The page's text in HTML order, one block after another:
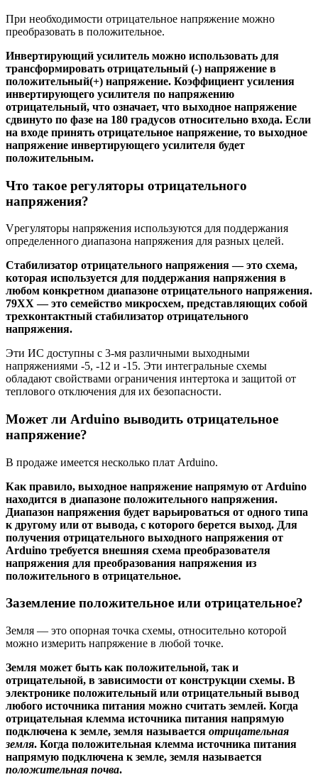
При необходимости отрицательное напряжение можно
преобразовать в положительное.
Инвертирующий усилитель можно использовать для
трансформировать отрицательный (-) напряжение в
положительный(+) напряжение. Коэффициент усиления
инвертирующего усилителя по напряжению
отрицательный, что означает, что выходное напряжение
сдвинуто по фазе на 180 градусов относительно входа. Если
на входе принять отрицательное напряжение, то выходное
напряжение инвертирующего усилителя будет
положительным.
Что такое регуляторы отрицательного
напряжения?
Vрегуляторы напряжения используются для поддержания
определенного диапазона напряжения для разных целей.
Стабилизатор отрицательного напряжения — это схема,
которая используется для поддержания напряжения в
любом конкретном диапазоне отрицательного напряжения.
79XX — это семейство микросхем, представляющих собой
трехконтактный стабилизатор отрицательного
напряжения.
Эти ИС доступны с 3-мя различными выходными
напряжениями -5, -12 и -15. Эти интегральные схемы
обладают свойствами ограничения интертока и защитой от
теплового отключения для их безопасности.
Может ли Arduino выводить отрицательное
напряжение?
В продаже имеется несколько плат Arduino.
Как правило, выходное напряжение напрямую от Arduino
находится в диапазоне положительного напряжения.
Диапазон напряжения будет варьироваться от одного типа
к другому или от вывода, с которого берется выход. Для
получения отрицательного выходного напряжения от
Arduino требуется внешняя схема преобразователя
напряжения для преобразования напряжения из
положительного в отрицательное.
Заземление положительное или отрицательное?
Земля — ​​это опорная точка схемы, относительно которой
можно измерить напряжение в любой точке.
Земля может быть как положительной, так и
отрицательной, в зависимости от конструкции схемы. В
электронике положительный или отрицательный вывод
любого источника питания можно считать землей. Когда
отрицательная клемма источника питания напрямую
подключена к земле, земля называется отрицательная
земля. Когда положительная клемма источника питания
напрямую подключена к земле, земля называется
положительная почва.